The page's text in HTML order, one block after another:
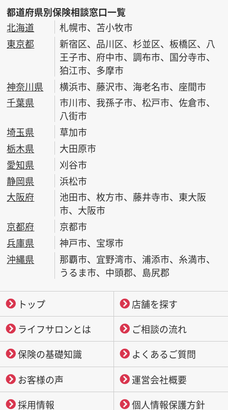
都道府県別保険相談窓口一覧
北海道
札幌市、苫小牧市
東京都
新宿区、品川区、杉並区、板橋区、八
王子市、府中市、調布市、国分寺市、
狛江市、多摩市
神奈川県
横浜市、藤沢市、海老名市、座間市
千葉県
市川市、我孫子市、松戸市、佐倉市、
八街市
埼玉県
草加市
栃木県
大田原市
愛知県
刈谷市
静岡県
浜松市
大阪府
池田市、枚方市、藤井寺市、東大阪
市、大阪市
京都府
京都市
兵庫県
神戸市、宝塚市
沖縄県
那覇市、宜野湾市、浦添市、糸満市、
うるま市、中頭郡、島尻郡
トップ
店舗を探す
ライフサロンとは
ご相談の流れ
保険の基礎知識
よくあるご質問
お客様の声
運営会社概要
採用情報
個人情報保護方針